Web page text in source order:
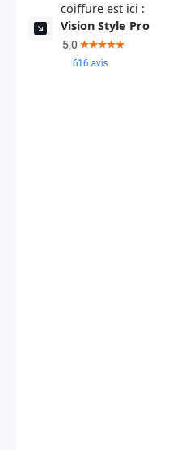
coiffure est ici :
Vision Style Pro